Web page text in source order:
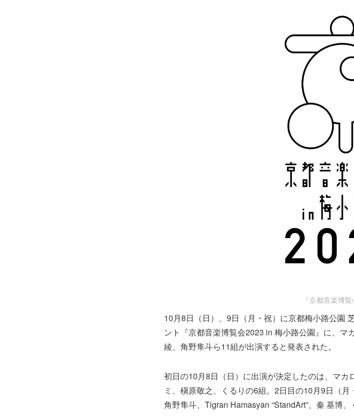
『京都音楽博覧
10月8日（日）、9日（月・祝）に京都梅小路公園
ント『京都音楽博覧会2023 in 梅小路公園』に、
綾、角野隼斗ら11組が出演すると発表された。
初日の10月8日（日）に出演が決定したのは、マ
ミ、槇原敬之、くるりの6組。2日目の10月9日（月
角野隼斗、Tigran Hamasyan “StandArt”、秦 基博、